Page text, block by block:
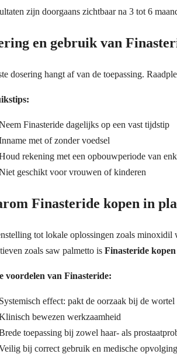
zijn doorgaans zichtbaar na 3 tot 6
en gebruik van
dosering hangt af van de toepassing.
Finasteride dagelijks op een vast tijdstip
met of zonder voedsel
rekening met een opbouwperiode van
geschikt voor vrouwen of kinderen
Finasteride kopen in
tot lokale oplossingen zoals
zoals saw palmetto is Finasteride kopen
voordelen van Finasteride:
Systemisch effect: pakt de oorzaak bij de wortel
bewezen werkzaamheid
toepassing bij zowel haar- als
bij correct gebruik en medische opvolging